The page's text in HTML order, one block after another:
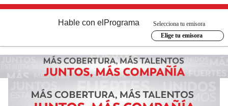
Hable con el Programa
Selecciona tu emisora
Elige tu emisora